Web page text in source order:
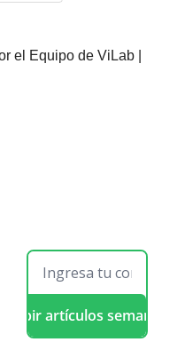
Recibir artículos semanales